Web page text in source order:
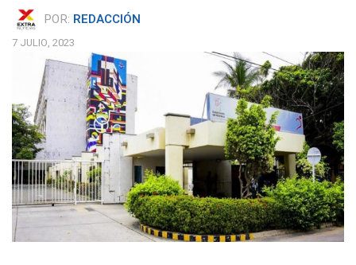
POR: REDACCIÓN
7 JULIO, 2023